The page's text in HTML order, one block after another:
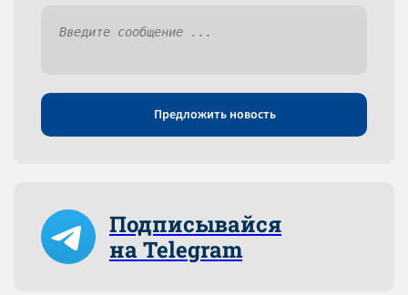
Предложить новость
Подписывайся
на Telegram